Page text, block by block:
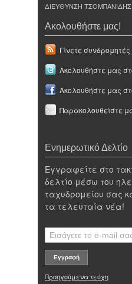
ΔΙΕΥΘΥΝΣΗ
Ακολουθήστε μας!
Γίνετε
Ακολουθήστε μας
Ακολουθήστε μας
Παρακολουθείστε
Ενημερωτικό Δελτίο
Εγγραφείτε στο
δελτίο μέσω του
ταχυδρομείου σας
τα τελευταία νέα!
Προηγούμενα τεύχη